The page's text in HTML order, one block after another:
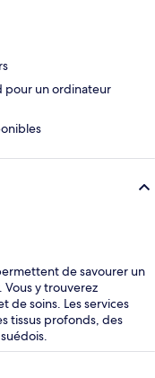
pour un ordinateur
de savourer un
y trouverez
de soins. Les services
tissus profonds, des